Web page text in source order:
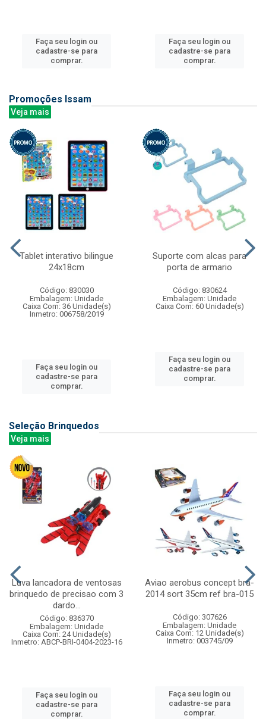
Faça seu login ou
cadastre-se para
comprar.
Faça seu login ou
cadastre-se para
comprar.
Promoções Issam
Veja mais
Tablet interativo bilingue
24x18cm
Código: 830030
Embalagem: Unidade
Caixa Com: 36 Unidade(s)
Inmetro: 006758/2019
Faça seu login ou
cadastre-se para
comprar.
Suporte com alcas para
porta de armario
Código: 830624
Embalagem: Unidade
Caixa Com: 60 Unidade(s)
Faça seu login ou
cadastre-se para
comprar.
Seleção Brinquedos
Veja mais
Luva lancadora de ventosas
brinquedo de precisao com 3
dardo...
Código: 836370
Embalagem: Unidade
Caixa Com: 24 Unidade(s)
Inmetro: ABCP-BRI-0404-2023-16
Faça seu login ou
cadastre-se para
comprar.
Aviao aerobus concept bra-
2014 sort 35cm ref bra-015
Código: 307626
Embalagem: Unidade
Caixa Com: 12 Unidade(s)
Inmetro: 003745/09
Faça seu login ou
cadastre-se para
comprar.